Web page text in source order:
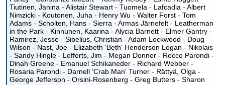
Tiutinen, Janina - Alistair Stewart - Tuomela - Lafcadia - Albert
Nimzicki - Koutonen, Juha - Henry Wu - Walter Forst - Tom
Adams - Scholten, Hans - Sierra - Armas Järnefelt - Leatherman
in the Park - Kinnunen, Kaarina - Alycia Barnett - Elmer Gantry -
Ramirez, Jesse - Sibelius, Christian - Adam Lockwood - Doug
Wilson - Nast, Joe - Elizabeth 'Beth' Henderson Logan - Nikolais
- Sandy Hingle - Lefferts, Jim - Megan Donner - Rocco Parondi -
Dinah Greene - Emanuel Schikaneder - Richard Webber -
Rosaria Parondi - Darnell 'Crab Man' Turner - Rättyä, Olga -
George Jefferson - Orsini-Rosenberg - Greg Butters - Sharon